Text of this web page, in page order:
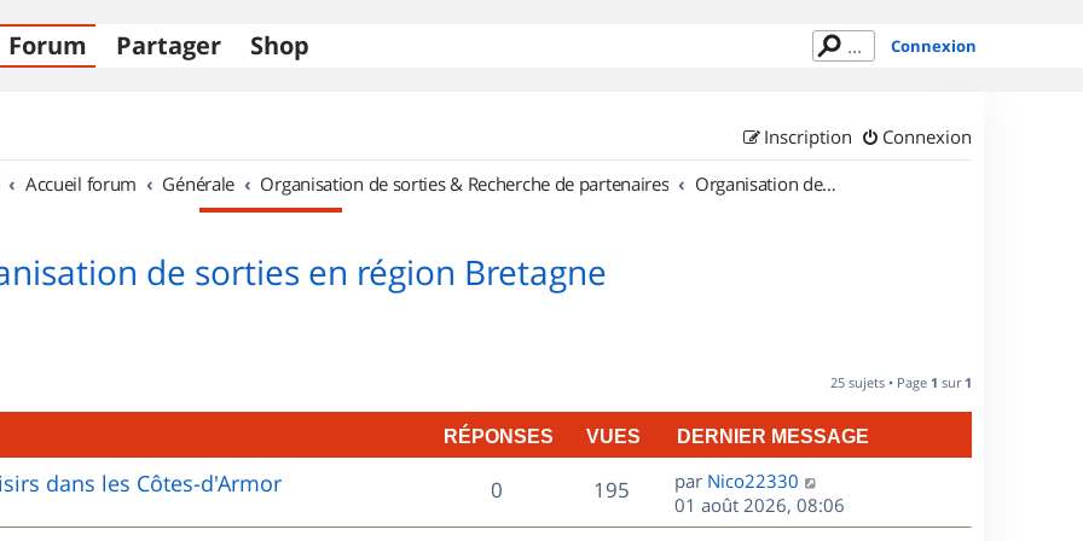
Forum Partager Shop Connexion
Connexion
Inscription
Accueil forum Générale Organisation de sorties & Recherche de partenaires Organisation de sorties en région Bretagne
de sorties en région Bretagne
25 sujets • Page 1 sur 1
RÉPONSES VUES DERNIER MESSAGE
dans les Côtes-d'Armor 0R
é
195V
u
D
e
r
par Nico22330
01 août 2026, 08:06